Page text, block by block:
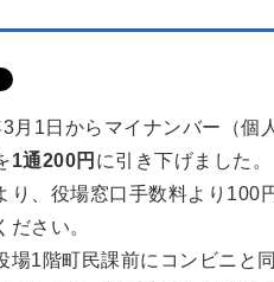
月1日からマイナンバー（個
1通200円 に引き下げました。
り、役場窓口手数料より100
ださい。
場1階町民課前にコンビニと